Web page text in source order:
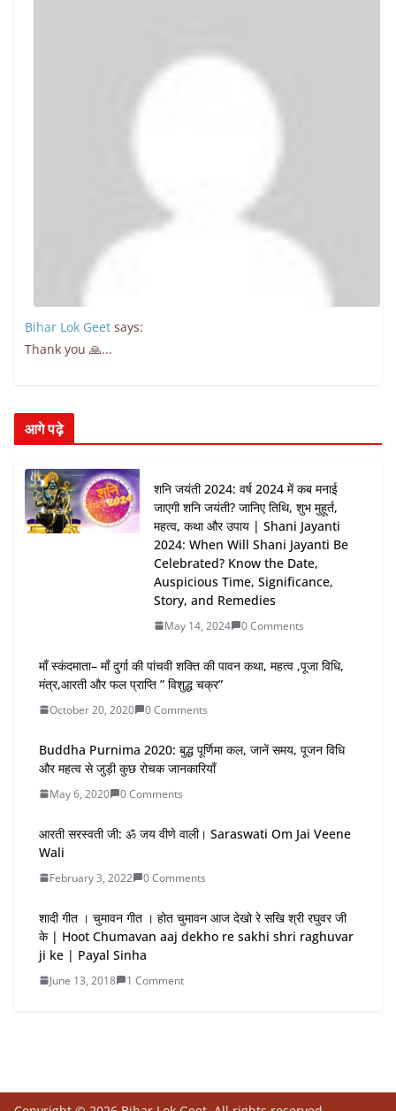
Bihar Lok Geet says:
Thank you 🙏...
आगे पढ़े
शनि जयंती 2024: वर्ष 2024 में कब मनाई
जाएगी शनि जयंती? जानिए तिथि, शुभ मुहूर्त,
महत्व, कथा और उपाय | Shani Jayanti
2024: When Will Shani Jayanti Be
Celebrated? Know the Date,
Auspicious Time, Significance,
Story, and Remedies
May 14, 2024 0 Comments
माँ स्कंदमाता– माँ दुर्गा की पांचवी शक्ति की पावन कथा, महत्व ,पूजा विधि,
मंत्र,आरती और फल प्राप्ति ” विशुद्ध चक्र”
October 20, 2020 0 Comments
Buddha Purnima 2020: बुद्ध पूर्णिमा कल, जानें समय, पूजन विधि
और महत्व से जुड़ी कुछ रोचक जानकारियाँ
May 6, 2020 0 Comments
आरती सरस्वती जी: ॐ जय वीणे वाली। Saraswati Om Jai Veene
Wali
February 3, 2022 0 Comments
शादी गीत । चुमावन गीत । होत चुमावन आज देखो रे सखि श्री रघुवर जी
के | Hoot Chumavan aaj dekho re sakhi shri raghuvar
ji ke | Payal Sinha
June 13, 2018 1 Comment